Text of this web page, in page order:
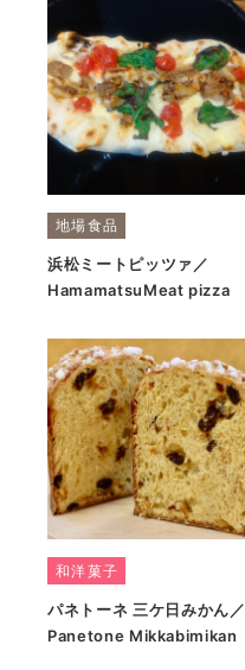
地場食品
浜松ミートピッツァ／
HamamatsuMeat pizza
和洋菓子
パネトーネ 三ケ日みかん／
Panetone Mikkabimikan